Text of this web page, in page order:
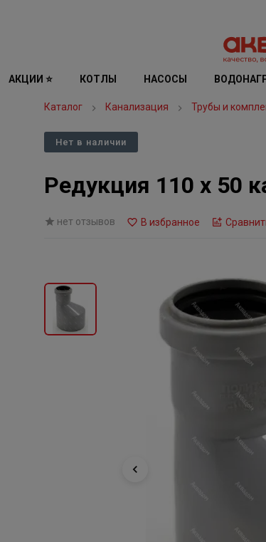
АКЦИИ ⭐ КОТЛЫ НАСОСЫ
Каталог Канализация Трубы и
Нет в наличии
Редукция 110 х 50
нет отзывов В избранное